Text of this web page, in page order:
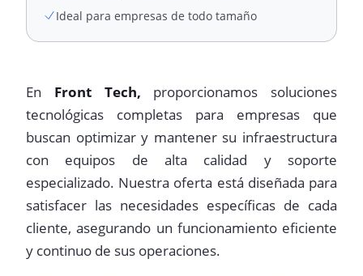
Ideal para empresas de todo tamaño
En Front Tech, proporcionamos soluciones
tecnológicas completas para empresas que
buscan optimizar y mantener su infraestructura
con equipos de alta calidad y soporte
especializado. Nuestra oferta está diseñada para
satisfacer las necesidades específicas de cada
cliente, asegurando un funcionamiento eficiente
y continuo de sus operaciones.